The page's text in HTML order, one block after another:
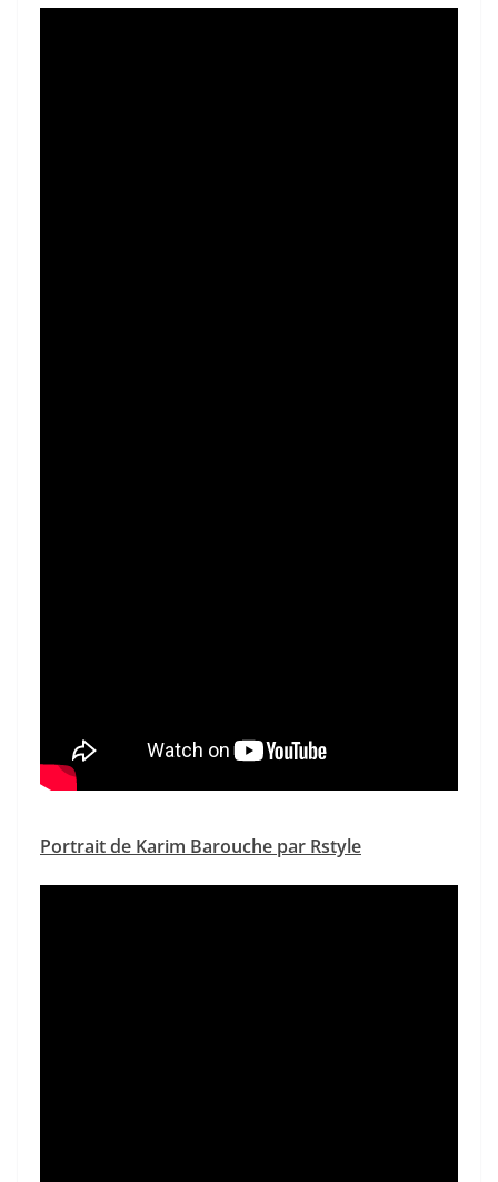
Portrait de Karim Barouche par Rstyle